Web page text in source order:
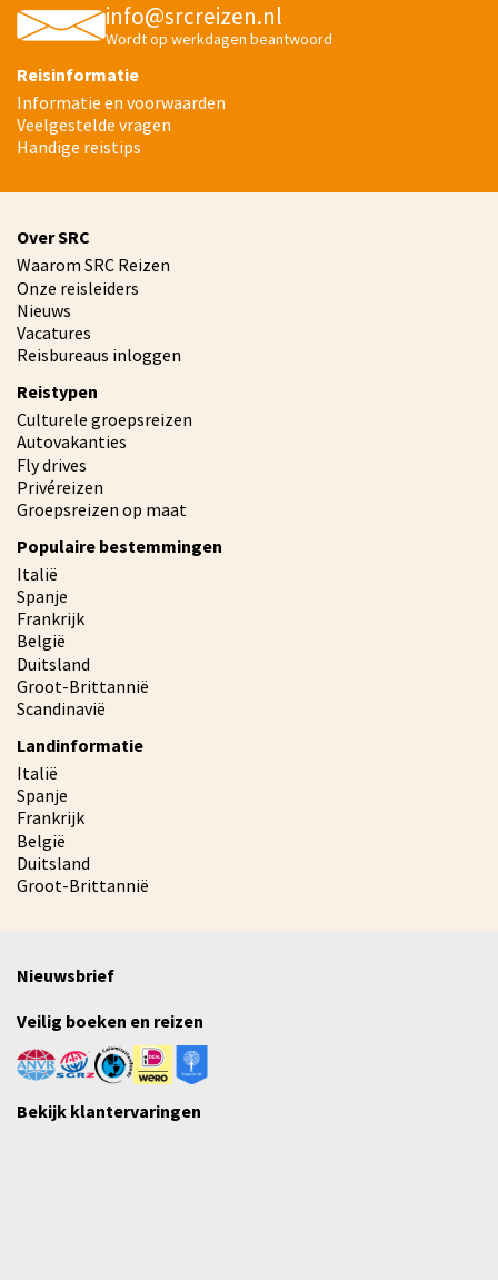
info@srcreizen.nl
Wordt op werkdagen beantwoord
Reisinformatie
Informatie en voorwaarden
Veelgestelde vragen
Handige reistips
Over SRC
Waarom SRC Reizen
Onze reisleiders
Nieuws
Vacatures
Reisbureaus inloggen
Reistypen
Culturele groepsreizen
Autovakanties
Fly drives
Privéreizen
Groepsreizen op maat
Populaire bestemmingen
Italië
Spanje
Frankrijk
België
Duitsland
Groot-Brittannië
Scandinavië
Landinformatie
Italië
Spanje
Frankrijk
België
Duitsland
Groot-Brittannië
Nieuwsbrief
Veilig boeken en reizen
Bekijk klantervaringen